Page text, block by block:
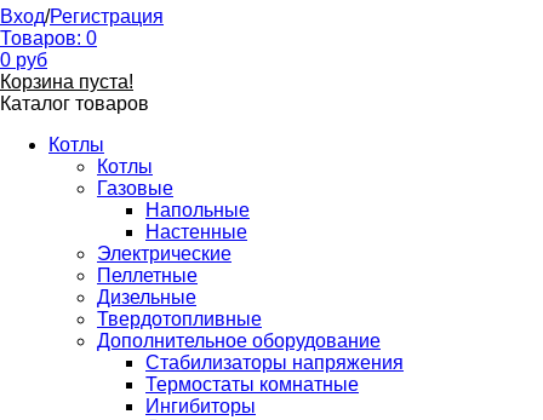
Вход/Регистрация
Товаров: 0
0 руб
Корзина пуста!
Каталог товаров
Котлы
Котлы
Газовые
Напольные
Настенные
Электрические
Пеллетные
Дизельные
Твердотопливные
Дополнительное оборудование
Стабилизаторы напряжения
Термостаты комнатные
Ингибиторы